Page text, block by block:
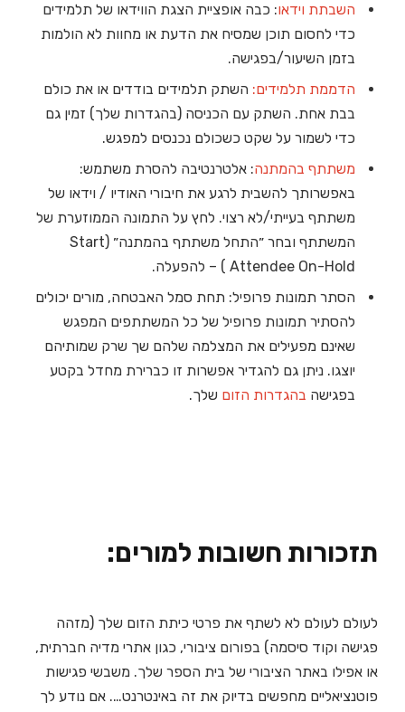
השבתת וידאו: כבה אופציית הצגת הווידאו של תלמידים
כדי לחסום תוכן שמסיח את הדעת או מחוות לא הולמות
בזמן השיעור/בפגישה.
הדממת תלמידים: השתק תלמידים בודדים או את כולם
בבת אחת. השתק עם הכניסה (בהגדרות שלך) זמין גם
כדי לשמור על שקט כשכולם נכנסים למפגש.
משתתף בהמתנה: אלטרנטיבה להסרת משתמש:
באפשרותך להשבית לרגע את חיבורי האודיו / וידאו של
משתתף בעייתי/לא רצוי. לחץ על התמונה הממוזערת של
המשתתף ובחר ״התחל משתתף בהמתנה״ (Start
Attendee On-Hold ) – להפעלה.
הסתר תמונות פרופיל: תחת סמל האבטחה, מורים יכולים
להסתיר תמונות פרופיל של כל המשתתפים המפגש
שאינם מפעילים את המצלמה שלהם שך שרק שמותיהם
יוצגו. ניתן גם להגדיר אפשרות זו כברירת מחדל בקטע
בפגישה בהגדרות הזום שלך.
תזכורות חשובות למורים:
לעולם לעולם לא לשתף את פרטי כיתת הזום שלך (מזהה
פגישה וקוד סיסמה) בפורום ציבורי, כגון אתרי מדיה חברתית,
או אפילו באתר הציבורי של בית הספר שלך. משבשי פגישות
פוטנציאליים מחפשים בדיוק את זה באינטרנט…. אם נודע לך